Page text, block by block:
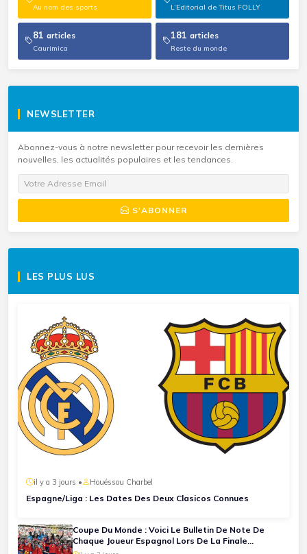
Au nom des sports L’Editorial de Titus FOLLY
81 articles
Caurimica
181 articles
Reste du monde
NEWSLETTER
Abonnez-vous à notre newsletter pour recevoir les dernières
nouvelles, les actualités populaires et les tendances.
S'ABONNER
LES PLUS LUS
il y a 3 jours • Houéssou Charbel
Espagne/Liga : Les Dates Des Deux Clasicos Connues
Coupe Du Monde : Voici Le Bulletin De Note De
Chaque Joueur Espagnol Lors De La Finale
Espagne-Argentine